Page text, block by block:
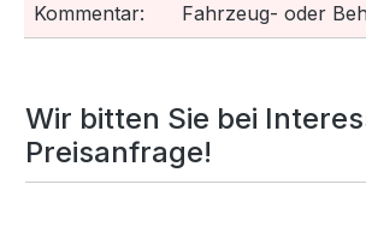
Kommentar:
Fahrzeug- oder
Wir bitten Sie bei
Preisanfrage!